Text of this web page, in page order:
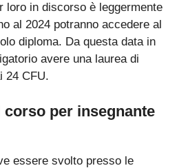
loro in discorso è leggermente
al 2024 potranno accedere al
diploma. Da questa data in
avere una laurea di
24 CFU.
corso per insegnante
essere svolto presso le